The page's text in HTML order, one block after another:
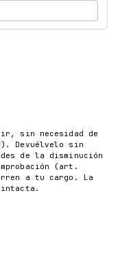
sin necesidad de
Devuélvelo sin
de la disminución
(art.
a tu cargo. La
intacta.